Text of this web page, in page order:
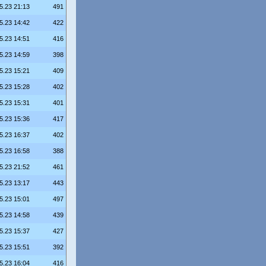
21:13 491
14:42 422
14:51 416
14:59 398
15:21 409
15:28 402
15:31 401
15:36 417
16:37 402
16:58 388
21:52 461
13:17 443
15:01 497
14:58 439
15:37 427
15:51 392
16:04 416